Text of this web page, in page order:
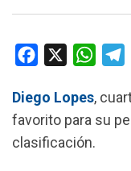
c
e
b
W
a
t
l
e
Diego Lopes,
favorito para su
clasificación.